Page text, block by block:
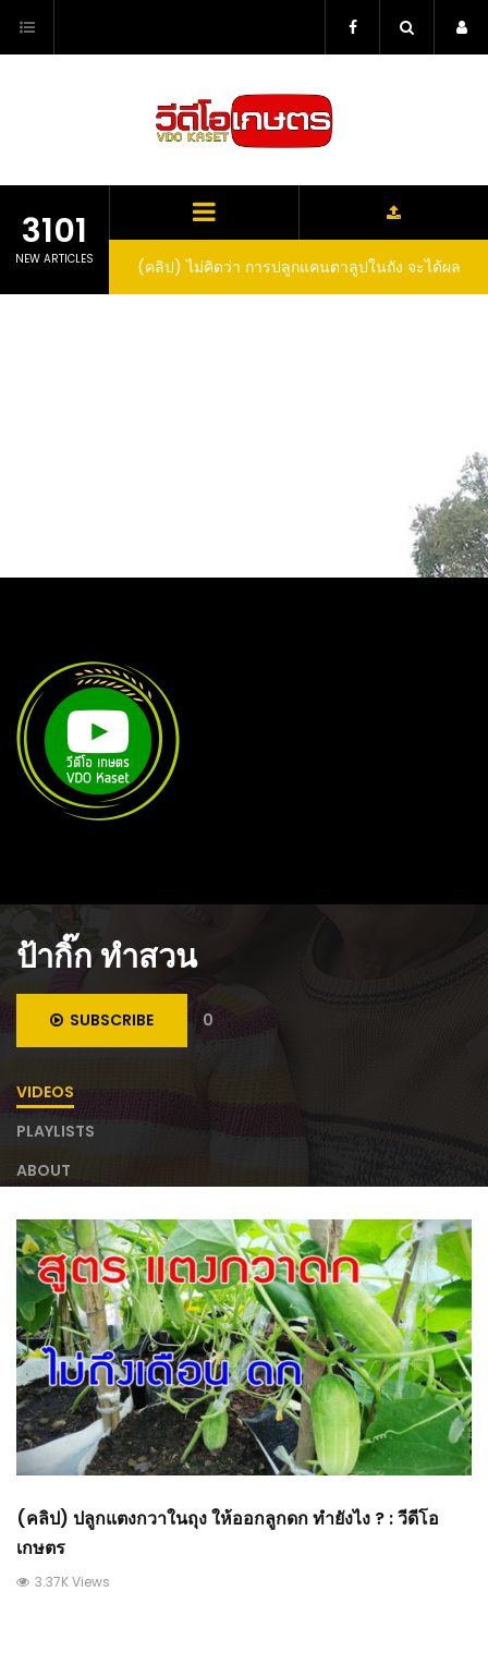
content
3101
NEW ARTICLES
(คลิป) ไม่คิดว่า การปลูกแคนตาลูปในถัง จะได้ผล
ลูกโตและหวานขนาดนี้ I didn’t expect that
(คลิป) วิธีทำไวน์สับปะรด Pineapple Wine
ป้ากิ๊ก ทําสวน
SUBSCRIBE 0
VIDEOS
PLAYLISTS
ABOUT
(คลิป) ปลูกแตงกวาในถุง ให้ออกลูกดก ทำยังไง ? : วีดีโอ
เกษตร
3.37K Views